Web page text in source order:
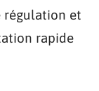
régulation et
rapide